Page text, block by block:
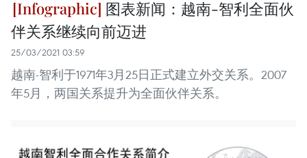
图表新闻：越南-智利全面伙
伴关系继续向前迈进
25/03/2021 03:59
越南-智利于1971年3月25日正式建立外交关系。2007
年5月，两国关系提升为全面伙伴关系。